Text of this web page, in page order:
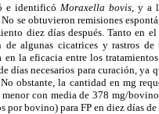
e identificó Moraxella bovis, y a
se obtuvieron remisiones
diez días después. Tanto en
algunas cicatrices y rastros de
la eficacia entre los
necesarios para curación, ya
obstante, la cantidad en mg
con media de 378 mg/
bovino) para FP en diez días de